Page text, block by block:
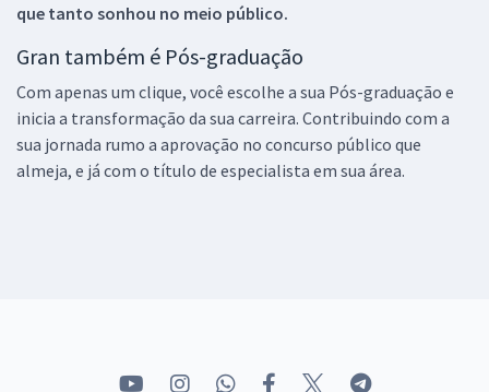
que tanto sonhou no meio público.
Gran também é Pós-graduação
Com apenas um clique, você escolhe a sua Pós-graduação e
inicia a transformação da sua carreira. Contribuindo com a
sua jornada rumo a aprovação no concurso público que
almeja, e já com o título de especialista em sua área.